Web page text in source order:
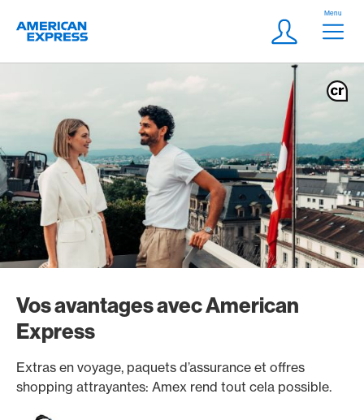
Logo
Meta
Login
Menu
Vos avantages avec American
Express
Extras en voyage, paquets d’assurance et offres
shopping attrayantes: Amex rend tout cela possible.